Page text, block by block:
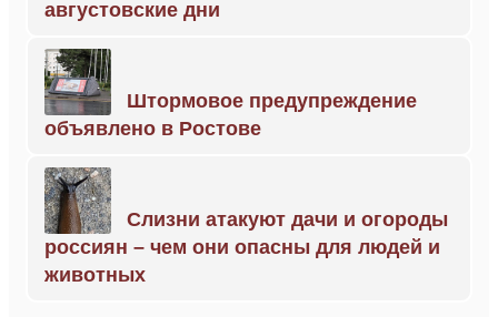
августовские дни
Штормовое предупреждение
объявлено в Ростове
Слизни атакуют дачи и огороды
россиян – чем они опасны для людей и
животных